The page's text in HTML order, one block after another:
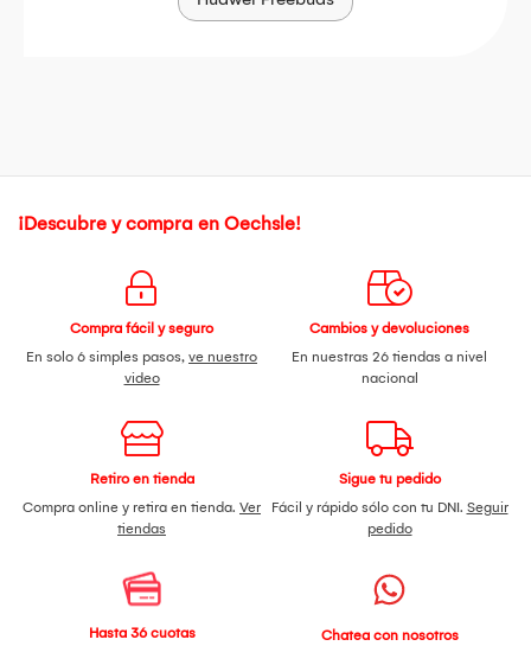
¡Descubre y compra en Oechsle!
Compra fácil y seguro
En solo 6 simples pasos, ve nuestro
video
Cambios y devoluciones
En nuestras 26 tiendas a nivel
nacional
Retiro en tienda
Compra online y retira en tienda. Ver
tiendas
Sigue tu pedido
Fácil y rápido sólo con tu DNI. Seguir
pedido
Hasta 36 cuotas
Chatea con nosotros